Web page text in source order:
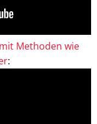
Methoden wie
: